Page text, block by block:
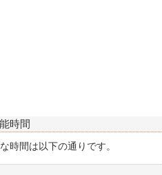
時間
時間は以下の通りです。